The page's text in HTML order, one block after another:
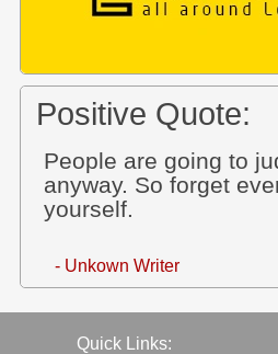
Positive Quote:
People are going to
anyway. So forget
yourself.
- Unkown Writer
Quick Links: